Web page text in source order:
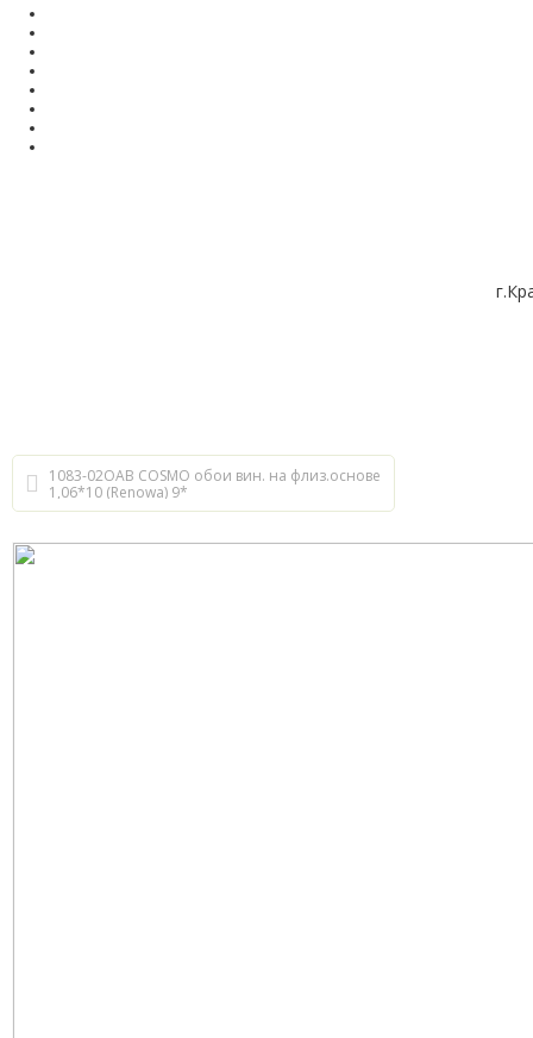
1083-02ОАВ COSMO обои вин. на флиз.основе
1,06*10 (Renowa) 9*